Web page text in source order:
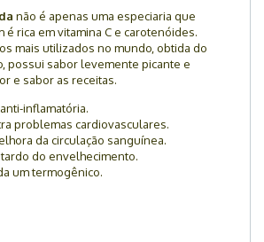
não é apenas uma especiaria que
é rica em vitamina C e carotenóides.
mais utilizados no mundo, obtida do
possui sabor levemente picante e
e sabor as receitas.
inflamatória.
problemas cardiovasculares.
da circulação sanguínea.
do envelhecimento.
um termogênico.